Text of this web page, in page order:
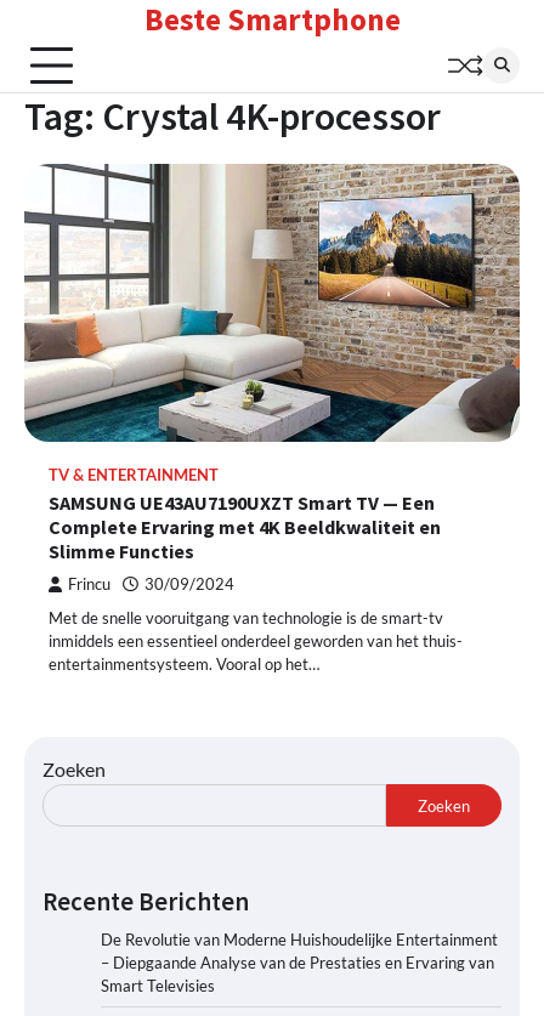
content
Beste Smartphone
Tag: Crystal 4K-processor
TV & ENTERTAINMENT
SAMSUNG UE43AU7190UXZT Smart TV — Een
Complete Ervaring met 4K Beeldkwaliteit en
Slimme Functies
Frincu 30/09/2024
Met de snelle vooruitgang van technologie is de smart-tv
inmiddels een essentieel onderdeel geworden van het thuis-
entertainmentsysteem. Vooral op het…
Zoeken
Zoeken
Recente Berichten
De Revolutie van Moderne Huishoudelijke Entertainment
– Diepgaande Analyse van de Prestaties en Ervaring van
Smart Televisies